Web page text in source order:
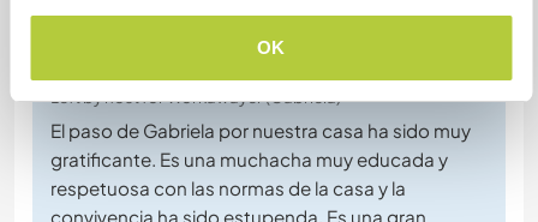
OK
Left by host for Workawayer (Gabriela)
El paso de Gabriela por nuestra casa ha sido muy
gratificante. Es una muchacha muy educada y
respetuosa con las normas de la casa y la
convivencia ha sido estupenda. Es una gran